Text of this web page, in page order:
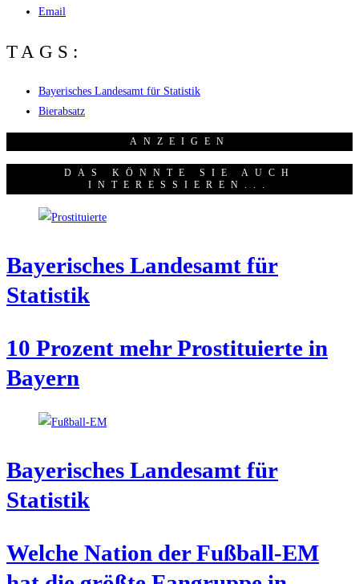
Email
TAGS:
Bayerisches Landesamt für Statistik
Bierabsatz
ANZEI­GEN
DAS KÖNNTE SIE AUCH
INTERESSIEREN...
Baye­ri­sches Lan­des­amt für
Statistik
10 Pro­zent mehr Pro­sti­tu­ier­te in
Bayern
Baye­ri­sches Lan­des­amt für
Statistik
Wel­che Nati­on der Fuß­ball-EM